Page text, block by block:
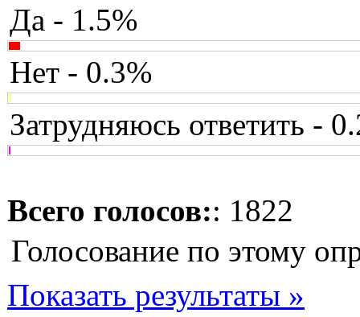
Да - 1.5%
Нет - 0.3%
Затрудняюсь ответить -
Всего голосов:: 1822
Голосование по этому
Показать результаты »